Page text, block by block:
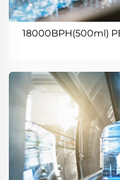
18000BPH(500ml)